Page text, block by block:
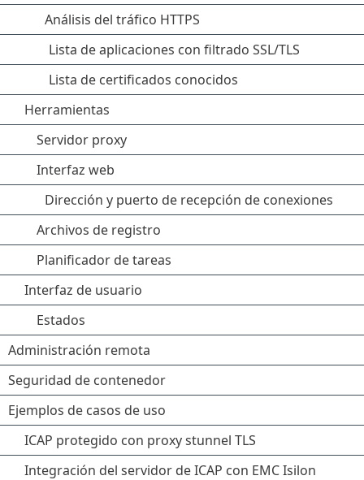
Análisis del tráfico HTTPS
Lista de aplicaciones con filtrado SSL/TLS
Lista de certificados conocidos
Herramientas
Servidor proxy
Interfaz web
Dirección y puerto de recepción de conexiones
Archivos de registro
Planificador de tareas
Interfaz de usuario
Estados
Administración remota
Seguridad de contenedor
Ejemplos de casos de uso
ICAP protegido con proxy stunnel TLS
Integración del servidor de ICAP con EMC Isilon